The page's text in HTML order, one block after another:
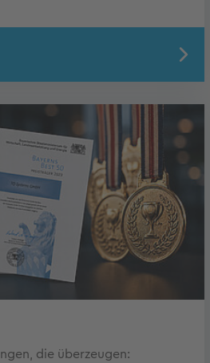
die überzeugen: